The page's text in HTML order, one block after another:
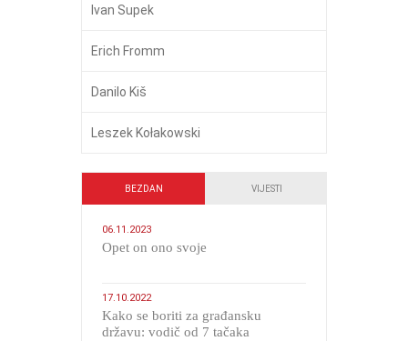
Ivan Supek
Erich Fromm
Danilo Kiš
Leszek Kołakowski
BEZDAN VIJESTI
06.11.2023
​Opet on ono svoje
17.10.2022
Kako se boriti za građansku
državu: vodič od 7 tačaka